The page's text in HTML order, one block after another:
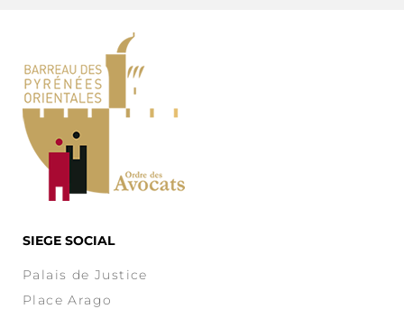
SIEGE SOCIAL
Palais de Justice
Place Arago